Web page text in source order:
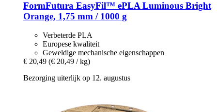
FormFutura EasyFil™ ePLA Luminous Bright
Orange, 1,75 mm / 1000 g
Verbeterde PLA
Europese kwaliteit
Geweldige mechanische eigenschappen
€ 20,49 (€ 20,49 / kg)
Bezorging uiterlijk op 12. augustus